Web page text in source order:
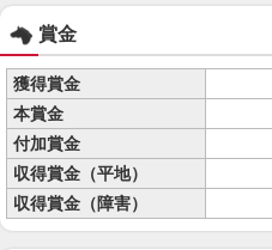
賞金
獲得賞金
本賞金
付加賞金
収得賞金（平地）
収得賞金（障害）